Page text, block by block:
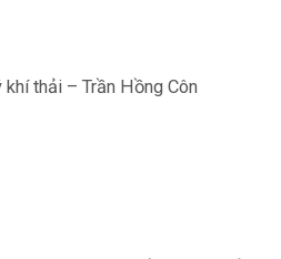
thải – Trần Hồng Côn